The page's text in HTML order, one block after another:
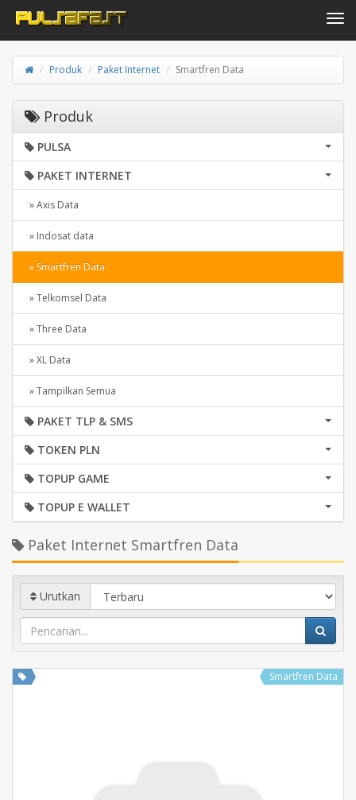
Toggle
Produk Paket Internet Smartfren Data
Produk
PULSA
PAKET INTERNET
» Axis Data
» Indosat data
» Smartfren Data
» Telkomsel Data
» Three Data
» XL Data
» Tampilkan Semua
PAKET TLP & SMS
TOKEN PLN
TOPUP GAME
TOPUP E WALLET
Paket Internet Smartfren Data
Urutkan
Smartfren Data